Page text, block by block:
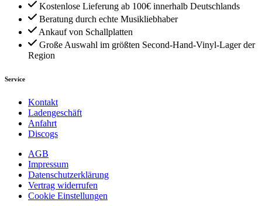
Kostenlose Lieferung ab 100€ innerhalb Deutschlands
Beratung durch echte Musikliebhaber
Ankauf von Schallplatten
Große Auswahl im größten Second-Hand-Vinyl-Lager der
Region
Service
Kontakt
Ladengeschäft
Anfahrt
Discogs
AGB
Impressum
Datenschutzerklärung
Vertrag widerrufen
Cookie Einstellungen